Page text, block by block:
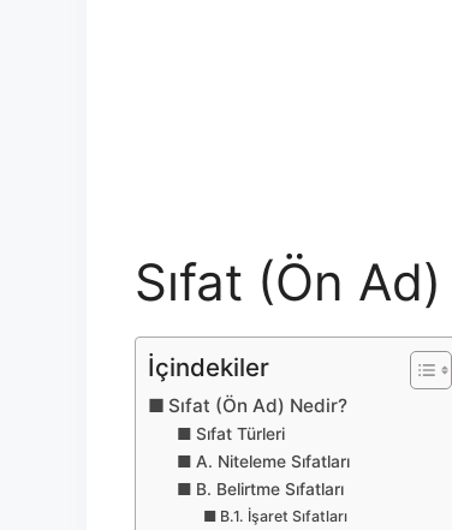
Sıfat (Ön
İçindekiler
Sıfat (Ön Ad) Nedir?
Sıfat Türleri
A. Niteleme Sıfatları
B. Belirtme Sıfatları
B.1. İşaret Sıfatları